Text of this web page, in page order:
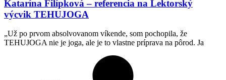
Katarína Filípková – referencia na Lektorský
výcvik TEHUJOGA
„Už po prvom absolvovanom víkende, som pochopila, že
TEHUJOGA nie je joga, ale je to vlastne príprava na pôrod. Ja